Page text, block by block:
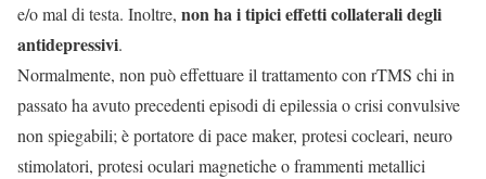
e/o mal di testa. Inoltre, non ha i tipici effetti collaterali degli
antidepressivi.
Normalmente, non può effettuare il trattamento con rTMS chi in
passato ha avuto precedenti episodi di epilessia o crisi convulsive
non spiegabili; è portatore di pace maker, protesi cocleari, neuro
stimolatori, protesi oculari magnetiche o frammenti metallici